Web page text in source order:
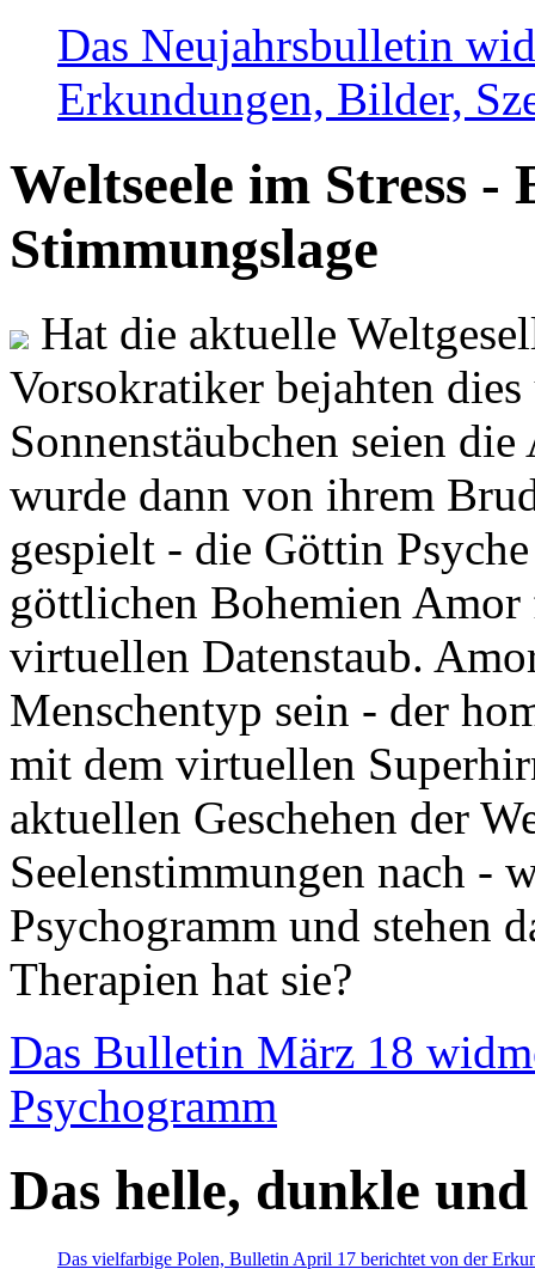
Das Neujahrsbulletin
Erkundungen, Bilder,
Weltseele im Stress -
Stimmungslage
Hat die aktuelle
Vorsokratiker bejahten
Sonnenstäubchen seien
wurde dann von ihrem
gespielt - die Göttin
göttlichen Bohemien
virtuellen Datenstaub.
Menschentyp sein - der
mit dem virtuellen
aktuellen Geschehen der
Seelenstimmungen nach -
Psychogramm und stehen
Therapien hat sie?
Das Bulletin März 18
Psychogramm
Das helle, dunkle
Das vielfarbige Polen, Bulletin April 17 berichtet von der